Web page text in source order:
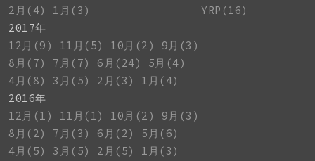
2月(4)
1月(3)
2017年
12月(9)
11月(5) 10月(2)
9月(3)
8月(7)
7月(7) 6月(24)
5月(4)
4月(8)
3月(5) 2月(3)
1月(4)
2016年
12月(1)
11月(1) 10月(2)
9月(3)
8月(2)
7月(3) 6月(2)
5月(6)
4月(5)
3月(5) 2月(5)
1月(3)
YRP(16)